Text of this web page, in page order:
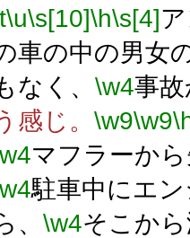
\u\s[10]\h\s[4]
車の中の男女
なく、 \w4事
感じ。 \w9\w9
マフラーか
駐車中にエ
、 \w4そこか